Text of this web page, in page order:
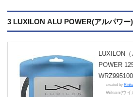
3 LUXILON ALU POWER(アルパワー)
LUXILON
POWER
created by
Wilson(ウイ